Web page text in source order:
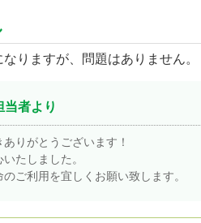
りますが、問題はありません。
当者より
りがとうございます！
たしました。
ご利用を宜しくお願い致します。